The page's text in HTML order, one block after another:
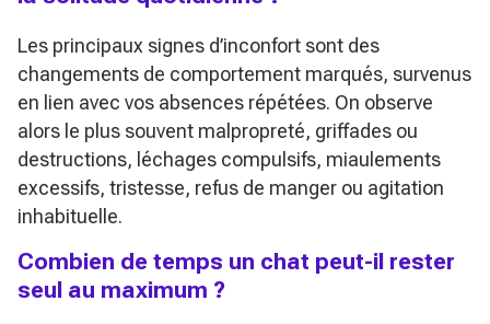
Les principaux signes d’inconfort sont des
changements de comportement marqués, survenus
en lien avec vos absences répétées. On observe
alors le plus souvent malpropreté, griffades ou
destructions, léchages compulsifs, miaulements
excessifs, tristesse, refus de manger ou agitation
inhabituelle.
Combien de temps un chat peut-il rester
seul au maximum ?